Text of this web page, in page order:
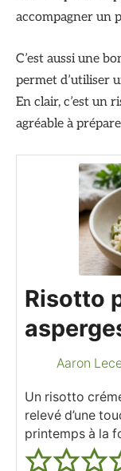
accompagner un
C’est aussi une
permet d’utiliser
En clair, c’est un
agréable à
Risotto
Aaron
Un risotto
relevé d’une
printemps à la